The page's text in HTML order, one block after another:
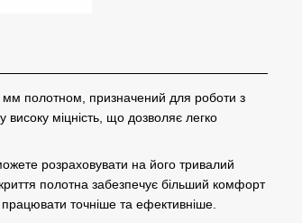
мм полотном, призначений для роботи з
міцність, що дозволяє легко
розраховувати на його тривалий
полотна забезпечує більший комфорт
точніше та ефективніше.